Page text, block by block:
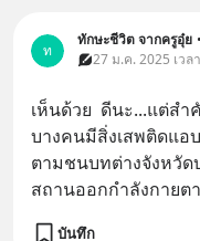
ท
ทักษะชีวิต จากครูอุ๋ย •
27 ม.ค. 2025 เวล
เห็นด้วย  ดีนะ...แต่ส
บางคนมีสิ่งเสพติดแอ
ตามชนบทต่างจังหวัด
สถานออกกำลังกายต
บันทึก